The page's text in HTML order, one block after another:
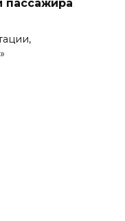
пассажира